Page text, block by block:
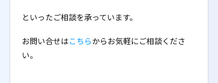
といったご相談を承っています。
お問い合せはこちらからお気軽にご相談くださ
い。